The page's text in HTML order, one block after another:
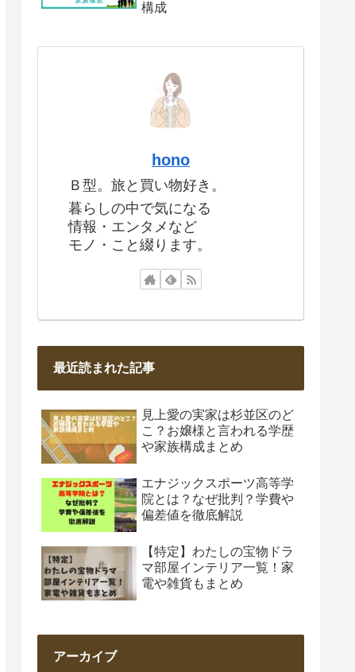
構成
hono
Ｂ型。旅と買い物好き。
暮らしの中で気になる
情報・エンタメなど
モノ・こと綴ります。
最近読まれた記事
見上愛の実家は杉並区のど
こ？お嬢様と言われる学歴
や家族構成まとめ
エナジックスポーツ高等学
院とは？なぜ批判？学費や
偏差値を徹底解説
【特定】わたしの宝物ドラ
マ部屋インテリア一覧！家
電や雑貨もまとめ
アーカイブ